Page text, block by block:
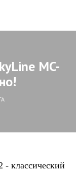
MC-
классический